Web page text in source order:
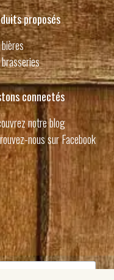
proposés
connectés
notre blog
nous sur Facebook